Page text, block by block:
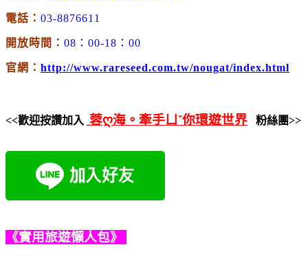
電話： 03-8876611
開放時間： 08：00-18：00
官網： http://www.rareseed.com.tw/nougat/index.html
<<歡迎按讚加入 蓉ღ海。牽手ㄩˇ你環遊世界 粉絲團>>
《實用旅遊懶人包》